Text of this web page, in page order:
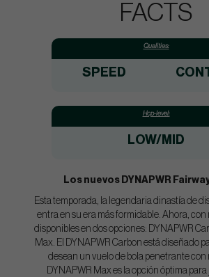
FACTS
Qualities:
SPEED
Hcp-level:
LOW/MID
Los nuevos DYNAPWR
Esta temporada, la legendaria dinastía de
entra en su era más formidable. Ahora, con
disponibles en dos opciones: DYNAPWR
Max. El DYNAPWR Carbon está diseñado
desean un vuelo de bola penetrante con
DYNAPWR Max es la opción óptima